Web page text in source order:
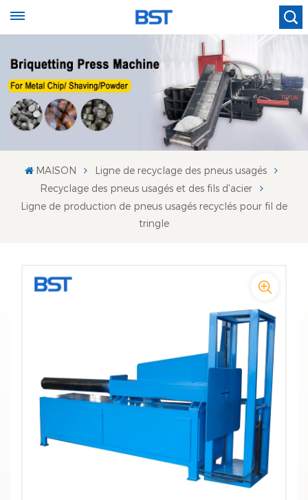
MAISON
Ligne de recyclage des pneus usagés
Recyclage des pneus usagés et des fils d'acier
Ligne de production de pneus usagés recyclés pour fil de
tringle